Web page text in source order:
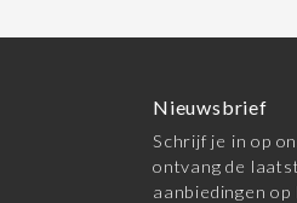
Nieuwsbrief
Schrijf je in op
ontvang de
aanbiedingen op